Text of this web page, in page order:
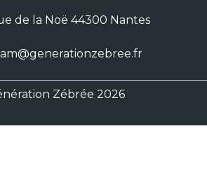
de la Noë 44300 Nantes
Zébrée 2026